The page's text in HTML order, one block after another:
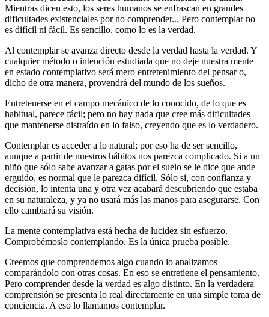
Mientras dicen esto, los seres humanos se enfrascan en grandes
dificultades existenciales por no comprender... Pero contemplar no
es difícil ni fácil. Es sencillo, como lo es la verdad.
Al contemplar se avanza directo desde la verdad hasta la verdad. Y
cualquier método o intención estudiada que no deje nuestra mente
en estado contemplativo será mero entretenimiento del pensar o,
dicho de otra manera, provendrá del mundo de los sueños.
Entretenerse en el campo mecánico de lo conocido, de lo que es
habitual, parece fácil; pero no hay nada que cree más dificultades
que mantenerse distraído en lo falso, creyendo que es lo verdadero.
Contemplar es acceder a lo natural; por eso ha de ser sencillo,
aunque a partir de nuestros hábitos nos parezca complicado. Si a un
niño que sólo sabe avanzar a gatas por el suelo se le dice que ande
erguido, es normal que le parezca difícil. Sólo si, con confianza y
decisión, lo intenta una y otra vez acabará descubriendo que estaba
en su naturaleza, y ya no usará más las manos para asegurarse. Con
ello cambiará su visión.
La mente contemplativa está hecha de lucidez sin esfuerzo.
Comprobémoslo contemplando. Es la única prueba posible.
Creemos que comprendemos algo cuando lo analizamos
comparándolo con otras cosas. En eso se entretiene el pensamiento.
Pero comprender desde la verdad es algo distinto. En la verdadera
comprensión se presenta lo real directamente en una simple toma de
conciencia. A eso lo llamamos contemplar.